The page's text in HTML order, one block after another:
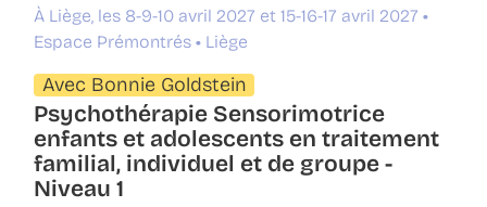
À Liège, les 8-9-10 avril 2027 et 15-16-17 avril 2027
Espace Prémontrés
Liège
Avec Bonnie Goldstein
Psychothérapie Sensorimotrice
enfants et adolescents en traitement
familial, individuel et de groupe -
Niveau 1